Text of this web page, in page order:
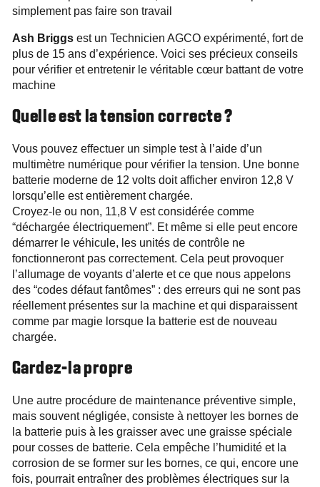
simplement pas faire son travail
Ash Briggsest un Technicien AGCO expérimenté, fort de
plus de 15 ans d’expérience. Voici ses précieux conseils
pour vérifier et entretenir le véritable cœur battant de votre
machine
Quelle est la tension correcte ?
Vous pouvez effectuer un simple test à l’aide d’un
multimètre numérique pour vérifier la tension. Une bonne
batterie moderne de 12 volts doit afficher environ 12,8 V
lorsqu’elle est entièrement chargée.
Croyez‑le ou non, 11,8 V est considérée comme
“déchargée électriquement”. Et même si elle peut encore
démarrer le véhicule, les unités de contrôle ne
fonctionneront pas correctement. Cela peut provoquer
l’allumage de voyants d’alerte et ce que nous appelons
des “codes défaut fantômes” : des erreurs qui ne sont pas
réellement présentes sur la machine et qui disparaissent
comme par magie lorsque la batterie est de nouveau
chargée.
Gardez-la propre
Une autre procédure de maintenance préventive simple,
mais souvent négligée, consiste à nettoyer les bornes de
la batterie puis à les graisser avec une graisse spéciale
pour cosses de batterie. Cela empêche l’humidité et la
corrosion de se former sur les bornes, ce qui, encore une
fois, pourrait entraîner des problèmes électriques sur la